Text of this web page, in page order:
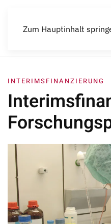
Zum Hauptinhalt
INTERIMSFINANZIERUNG